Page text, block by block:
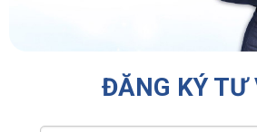
ĐĂNG KÝ TƯ